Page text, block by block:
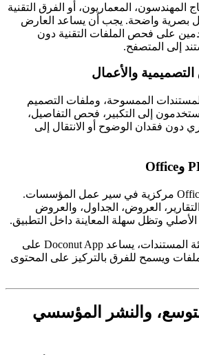
المهندسون، المعماريون، أو الفرق التقنية
بصرية واضحة. يجب أن يساعد العارض
على فحص الملفات التقنية دون
إلى المتصفح.
والأعمال
الممسوحة، وملفات التصميم
إلى التكبير، فحص التفاصيل،
دون فقدان الوضوح أو الانتقال إلى
ما زالت ملفات PDF وOffice مركزية في سير عمل المؤسسات.
العروض، الجداول، والعروض
الأصلي وتظل سهلة المعاينة داخل التطبيق.
من خلال تغطية أكبر لبيئة المستندات، يساعد Doconut App على
ويسمح للفرق بالتركيز على المحتوى
للتوسع، والنشر المؤسسي